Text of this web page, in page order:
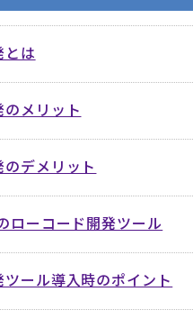
とは
のメリット
デメリット
ローコード開発ツール
ール導入時のポイント